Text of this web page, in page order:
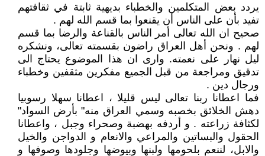
يردد بعض المتكلمين والخطباء بديهية ثابتة في ثقافتهم
تفيد بأن على الناس أن يقنعوا بما قسم الله لهم .
صحيح ان الله تعالى أمر الناس بالقناعة والرضا بما قسم
لهم . ونحن أهل العراق راضون بقسمته تعالى، ونشكره
ليل نهار على نعمته. وارى ان هذا الموضوع يحتاج الى
تدقيق ومراجعة من قبل الجميع مفكرين مثقفين وخطباء
ورجال دين .
فما اعطانا ربنا تعالى ليس قليلا ، اعطانا سهلا رسوبيا
دهش الخلائق بخصبه وسمي العراق منه" بأرض السواد"
لكثافة زراعته . و أردفه بهضبة وصحراء وجبل ، واعطانا
الحقول والبساتين والمراعي والانعام و الدواجن والخيل
والابل، لننعم بلحومها ولبنها وبيوضها وجلودها وصوفها و